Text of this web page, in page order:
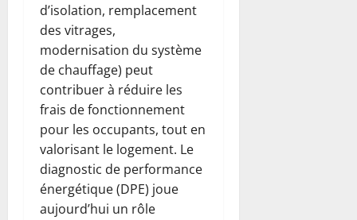
d’isolation, remplacement
des vitrages,
modernisation du système
de chauffage) peut
contribuer à réduire les
frais de fonctionnement
pour les occupants, tout en
valorisant le logement. Le
diagnostic de performance
énergétique (DPE) joue
aujourd’hui un rôle